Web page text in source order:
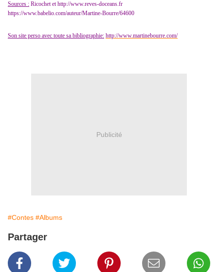
Sources : Ricochet ethttp://www.reves-doceans.fr
https://www.babelio.com/auteur/Martine-Bourre/64600
Son site perso avec toute sa bibliographie: http://www.martinebourre.com/
Publicité
#Contes #Albums
Partager